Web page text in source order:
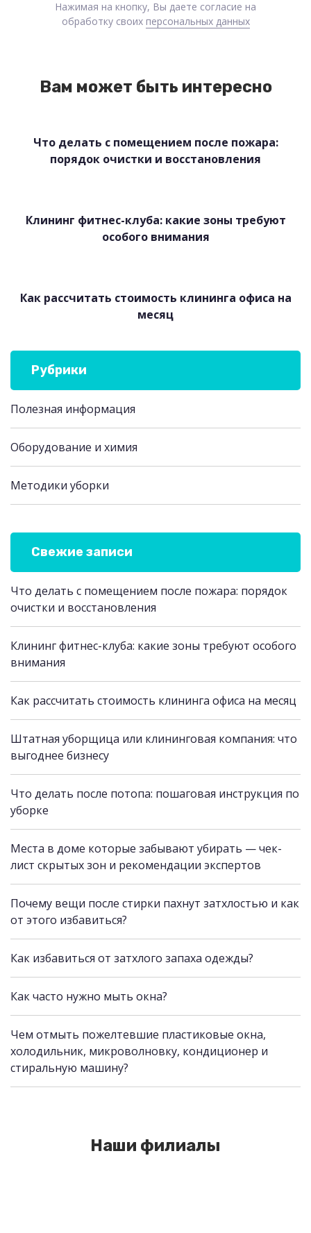
Нажимая на кнопку, Вы даете согласие на
обработку своих персональных данных
Вам может быть интересно
Что делать с помещением после пожара:
порядок очистки и восстановления
Клининг фитнес-клуба: какие зоны требуют
особого внимания
Как рассчитать стоимость клининга офиса на
месяц
Рубрики
Полезная информация
Оборудование и химия
Методики уборки
Свежие записи
Что делать с помещением после пожара: порядок
очистки и восстановления
Клининг фитнес-клуба: какие зоны требуют особого
внимания
Как рассчитать стоимость клининга офиса на месяц
Штатная уборщица или клининговая компания: что
выгоднее бизнесу
Что делать после потопа: пошаговая инструкция по
уборке
Места в доме которые забывают убирать — чек-
лист скрытых зон и рекомендации экспертов
Почему вещи после стирки пахнут затхлостью и как
от этого избавиться?
Как избавиться от затхлого запаха одежды?
Как часто нужно мыть окна?
Чем отмыть пожелтевшие пластиковые окна,
холодильник, микроволновку, кондиционер и
стиральную машину?
Наши филиалы